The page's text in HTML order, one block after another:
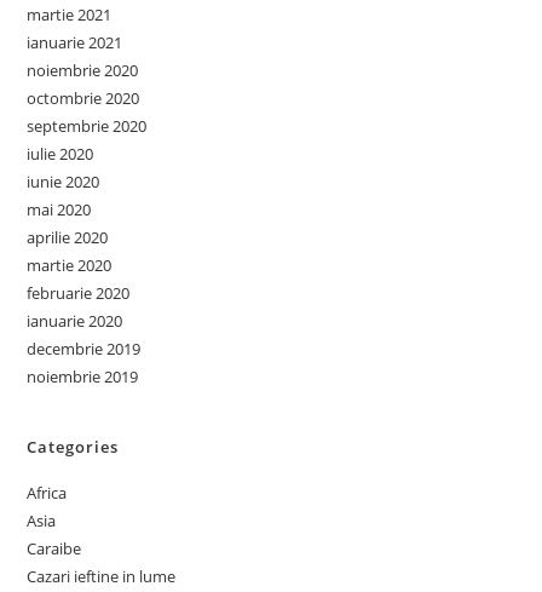
martie 2021
ianuarie 2021
noiembrie 2020
octombrie 2020
septembrie 2020
iulie 2020
iunie 2020
mai 2020
aprilie 2020
martie 2020
februarie 2020
ianuarie 2020
decembrie 2019
noiembrie 2019
Categories
Africa
Asia
Caraibe
Cazari ieftine in lume